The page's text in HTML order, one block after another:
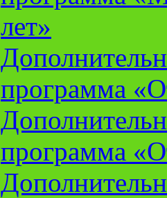
лет»
программа
программа